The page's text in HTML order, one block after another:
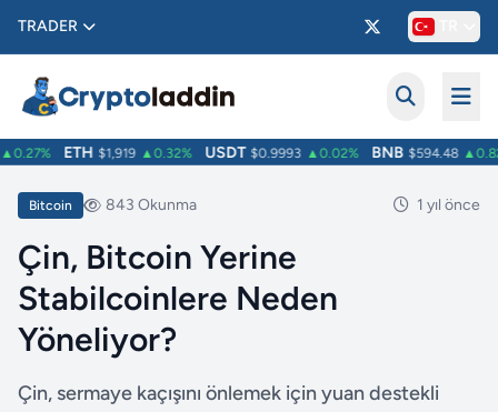
TRADER
ETH $1,919 ▲0.32% USDT $0.9993 ▲0.02% BNB $594.48
Bitcoin 843 Okunma 1 yıl önce
Çin, Bitcoin Yerine
Stabilcoinlere Neden
Yöneliyor?
Çin, sermaye kaçışını önlemek için yuan destekli